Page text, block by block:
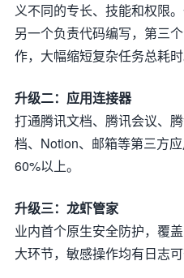
义不同的专长、技能和权限
另一个负责代码编写，第三
作，大幅缩短复杂任务总耗时
升级二：应用连接器
打通腾讯文档、腾讯会议、
档、Notion、邮箱等第三方
60%以上。
升级三：龙虾管家
业内首个原生安全防护，覆
大环节，敏感操作均有日志可